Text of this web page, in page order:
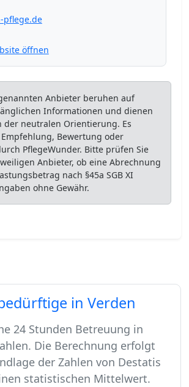
pflege.de
öffnen
Anbieter beruhen auf
Informationen und dienen
der neutralen Orientierung. Es
Bewertung oder
PflegeWunder. Bitte prüfen Sie
Anbieter, ob eine Abrechnung
nach §45a SGB XI
ohne Gewähr.
in Verden
24 Stunden Betreuung in
Die Berechnung erfolgt
der Zahlen von Destatis
statistischen Mittelwert.